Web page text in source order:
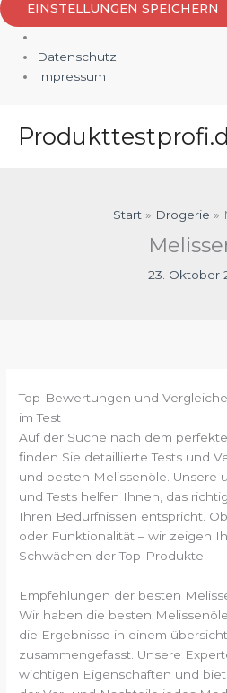
EINSTELLUNGEN SPEICHERN
Datenschutz
Impressum
Inhalt
Start Drogerie
23. Oktober
Top-Bewertungen und
im Test
Auf der Suche nach dem
finden Sie detaillierte Tests und
und besten Melissenöle. Unsere
und Tests helfen Ihnen, das
Ihren Bedürfnissen entspricht.
oder Funktionalität – wir zeigen
Schwächen der Top-Produkte.
Empfehlungen der besten
Wir haben die besten
die Ergebnisse in einem
zusammengefasst. Unsere
wichtigen Eigenschaften und